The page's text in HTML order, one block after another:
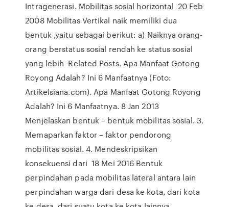
Intragenerasi. Mobilitas sosial horizontal 20 Feb
2008 Mobilitas Vertikal naik memiliki dua
bentuk ,yaitu sebagai berikut: a) Naiknya orang-
orang berstatus sosial rendah ke status sosial
yang lebih Related Posts. Apa Manfaat Gotong
Royong Adalah? Ini 6 Manfaatnya (Foto:
Artikelsiana.com). Apa Manfaat Gotong Royong
Adalah? Ini 6 Manfaatnya. 8 Jan 2013
Menjelaskan bentuk – bentuk mobilitas sosial. 3.
Memaparkan faktor – faktor pendorong
mobilitas sosial. 4. Mendeskripsikan
konsekuensi dari 18 Mei 2016 Bentuk
perpindahan pada mobilitas lateral antara lain
perpindahan warga dari desa ke kota, dari kota